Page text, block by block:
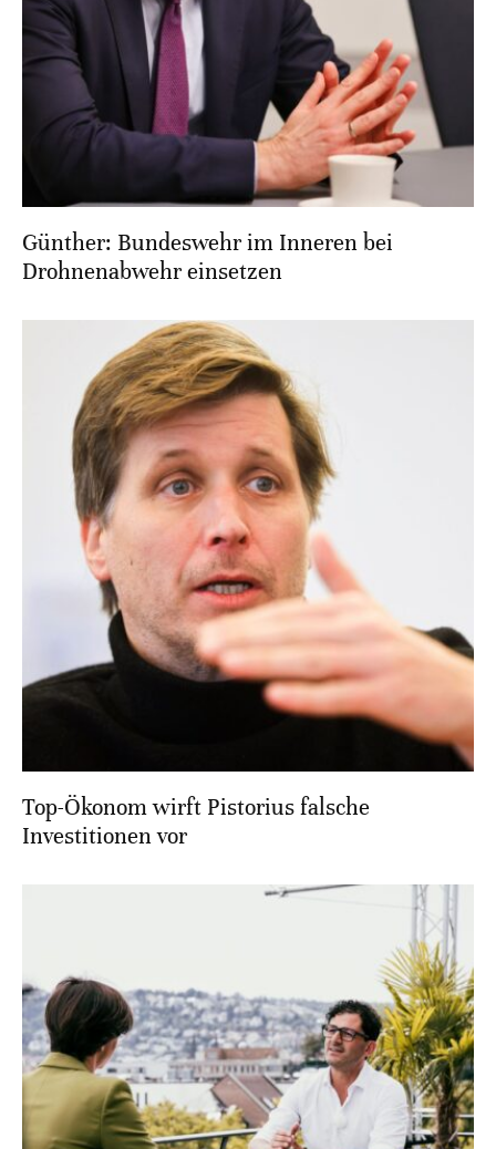
Günther: Bundeswehr im Inneren bei
Drohnenabwehr einsetzen
Top-Ökonom wirft Pistorius falsche
Investitionen vor